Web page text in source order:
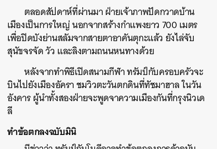
ตลอดสัปดาห์ที่ผ่านมา ฝ่ายเจ้าภาพปัดกวาดบ้าน
เมืองเป็นการใหญ่ นอกจากสร้างกำแพงยาว 700 เมตร
เพื่อปิดบังย่านสลัมจากสายตาอาคันตุกะแล้ว ยังไล่จับ
สุนัขจรจัด วัว และลิงตามถนนหนทางด้วย
หลังจากทำพิธีเปิดสนามกีฬา ทรัมป์กับครอบครัวจะ
บินไปยังเมืองอัครา ชมวิวตะวันตกดินที่ทัชมาฮาล ในวัน
อังคาร ผู้นำทั้งสองฝ่ายจะพูดจาความเมืองกันที่กรุงนิวเด
ลี
ทำข้อตกลงฉบับมินิ